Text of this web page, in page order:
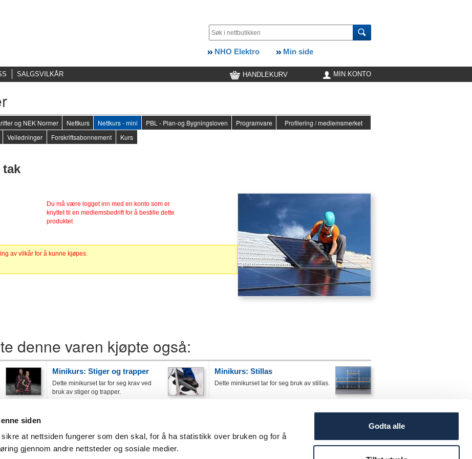
siden
at nettsiden fungerer som den skal, for å ha statistikk over bruken og for å
gjennom andre nettsteder og sosiale medier.
Godta alle
NHO Elektro Min side
SALGSVILKÅR HANDLEKURV MIN KONTO
og NEK Normer Nettkurs Nettkurs - mini PBL - Plan-og Bygningsloven Programvare
Profilering / medlemsmerket
Veiledninger Forskriftsabonnement Kurs
tak
Du må være logget inn med en konto som er
knyttet til en medlemsbedrift for å bestille dette
produktet
av vilkår for å kunne kjøpes.
denne varen kjøpte også:
Minikurs: Stiger og trapper
Dette minikurset tar for seg krav ved
bruk av stiger og trapper.
Minikurs: Stillas
Dette minikurset tar for seg bruk av stillas.
faremomenter forbundet med
vibrasjoner og tiltak for å forhindre
skalder
Minikurs: Bruk av personløftere
personløfter.